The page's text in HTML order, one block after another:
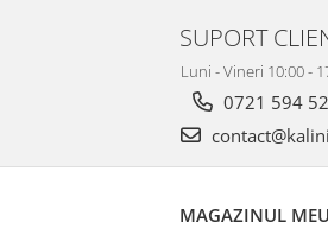
SUPORT
Luni - Vineri 10:00 -
0721 594
MAGAZINUL MEU